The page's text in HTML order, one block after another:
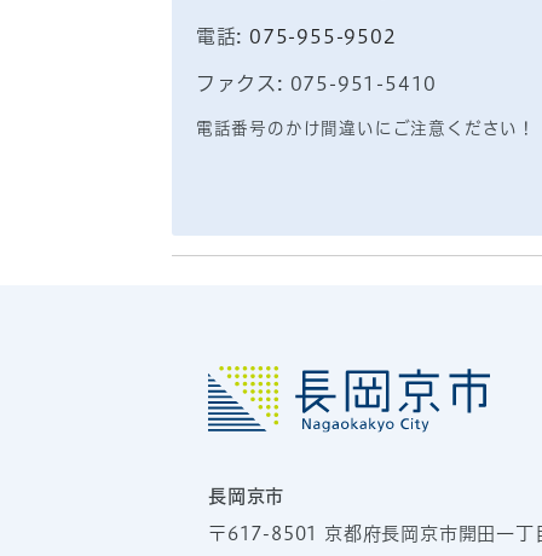
電話: 075-955-9502
ファクス: 075-951-5410
電話番号のかけ間違いにご注意ください！
長岡京市
〒617-8501 京都府長岡京市開田一丁